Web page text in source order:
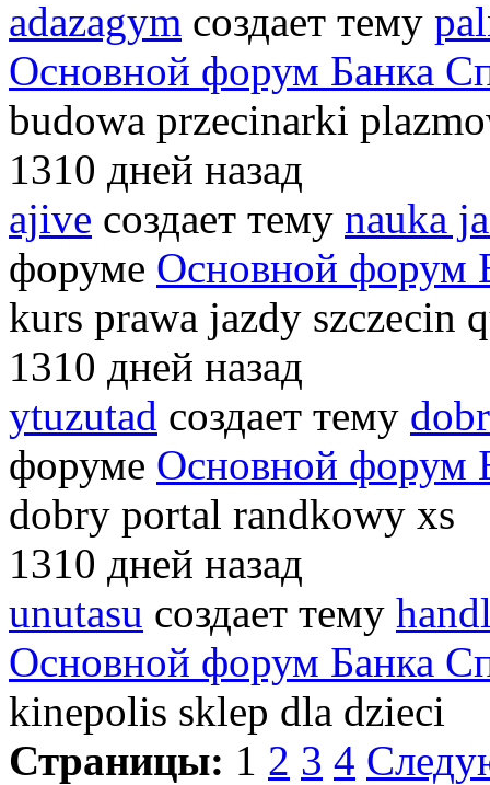
adazagym создает тему
Основной форум Банка
budowa przecinarki
1310 дней назад
ajive создает тему nauka
форуме Основной форум
kurs prawa jazdy szczecin
1310 дней назад
ytuzutad создает тему
форуме Основной форум
dobry portal randkowy xs
1310 дней назад
unutasu создает тему
Основной форум Банка
kinepolis sklep dla dzieci
Страницы: 1 2 3 4